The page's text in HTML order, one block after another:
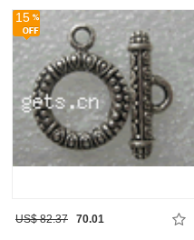
15
US$ 82.37 70.01